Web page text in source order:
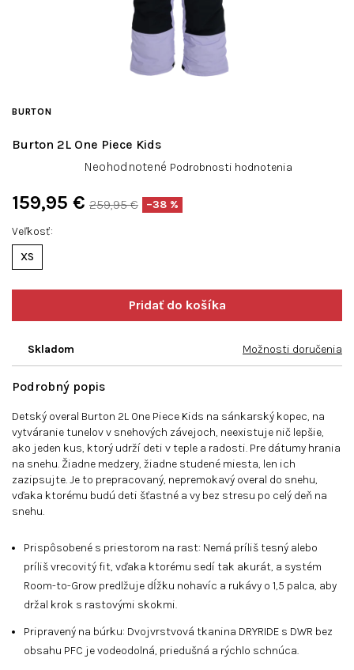
Veľkosť
XS
259,95 € –38 %
159,95 €
Skladom Možnosti doručenia
Burton 2L One Piece Kids
BURTON
Priemerné
produktu
je
Neohodnotené Podrobnosti hodnotenia
Podrobný popis
Detský overal Burton 2L One Piece Kids na sánkarský kopec, na
vytváranie tunelov v snehových závejoch, neexistuje nič lepšie,
ako jeden kus, ktorý udrží deti v teple a radosti. Pre dátumy hrania
na snehu. Žiadne medzery, žiadne studené miesta, len ich
zazipsujte. Je to prepracovaný, nepremokavý overal do snehu,
vďaka ktorému budú deti šťastné a vy bez stresu po celý deň na
snehu.
Prispôsobené s priestorom na rast: Nemá príliš tesný alebo
príliš vrecovitý fit, vďaka ktorému sedí tak akurát, a systém
Room-to-Grow predlžuje dĺžku nohavíc a rukávy o 1,5 palca, aby
držal krok s rastovými skokmi.
Pripravený na búrku: Dvojvrstvová tkanina DRYRIDE s DWR bez
obsahu PFC je vodeodolná, priedušná a rýchlo schnúca.